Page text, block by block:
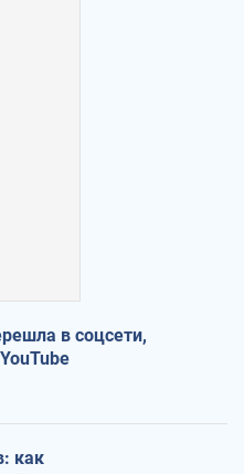
в соцсети,
как